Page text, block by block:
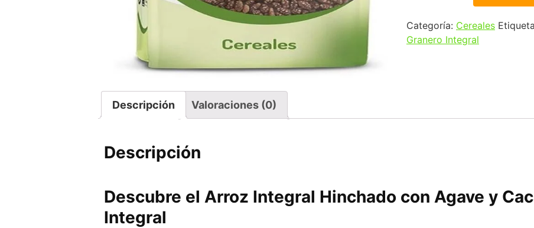
Categoría: Cereales
Granero Integral
Descripción Valoraciones (0)
Descripción
Descubre el Arroz Integral Hinchado con Agave y
Integral